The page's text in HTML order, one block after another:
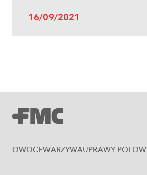
Uprawy polowe
16/09/2021
OWOCEWARZYWAUPRAWY